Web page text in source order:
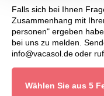
Falls sich bei Ihnen
Zusammenhang mit
personen" ergeben
bei uns zu melden.
info@vacasol.de oder
Wählen Sie aus 5